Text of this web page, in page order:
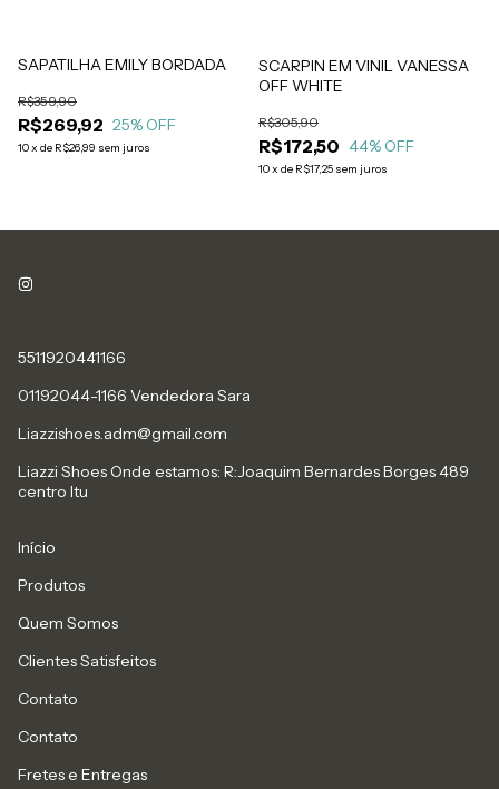
SAPATILHA EMILY BORDADA
R$269,92
R$359,90
25% OFF
10x de R$26,99 sem juros
SCARPIN EM VINIL VANESSA
OFF WHITE
R$172,50
R$305,90
44% OFF
10x de R$17,25 sem juros
5511920441166
01192044-1166 Vendedora Sara
Liazzishoes.adm@gmail.com
Liazzi Shoes Onde estamos: R:Joaquim Bernardes Borges 489
centro Itu
Início
Produtos
Quem Somos
Clientes Satisfeitos
Contato
Contato
Fretes e Entregas